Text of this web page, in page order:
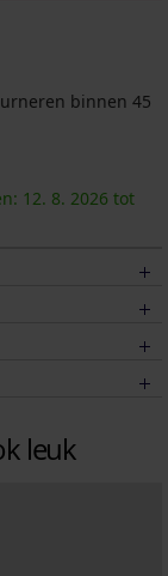
binnen 45
12. 8. 2026 tot
leuk